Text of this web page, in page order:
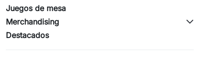
Juegos de mesa
Merchandising
Destacados